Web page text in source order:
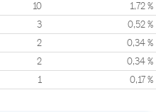
10 1,72 %
3 0,52 %
2 0,34 %
2 0,34 %
1 0,17 %